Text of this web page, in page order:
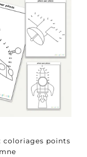
coloriages points